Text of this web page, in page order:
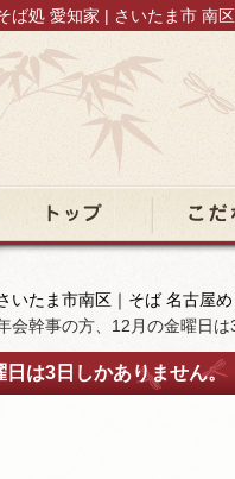
ば処 愛知家 | さいたま市 南
いたま市南区｜そば 名古屋
会幹事の方、12月の金曜日は
は3日しかありません。